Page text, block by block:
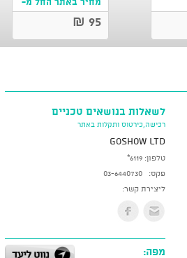
95 ₪
לשאלות בנושאים טכניים
רכישה,כירטוס ותקלות באתר
GoShow LTD
טלפון: *6119
פקס:
03-6440730
ליצירת קשר:
מפה: